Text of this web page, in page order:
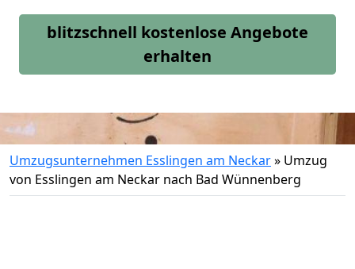
blitzschnell kostenlose Angebote
erhalten
Umzugsunternehmen Esslingen am Neckar» Umzug
von Esslingen am Neckar nach Bad Wünnenberg